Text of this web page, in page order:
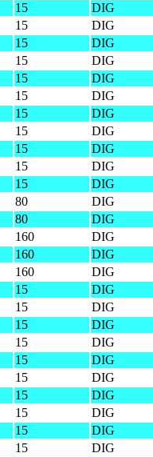
15
DIG
15
DIG
15
DIG
15
DIG
15
DIG
15
DIG
15
DIG
15
DIG
15
DIG
15
DIG
15
DIG
80
DIG
80
DIG
160
DIG
160
DIG
160
DIG
15
DIG
15
DIG
15
DIG
15
DIG
15
DIG
15
DIG
15
DIG
15
DIG
15
DIG
15
DIG